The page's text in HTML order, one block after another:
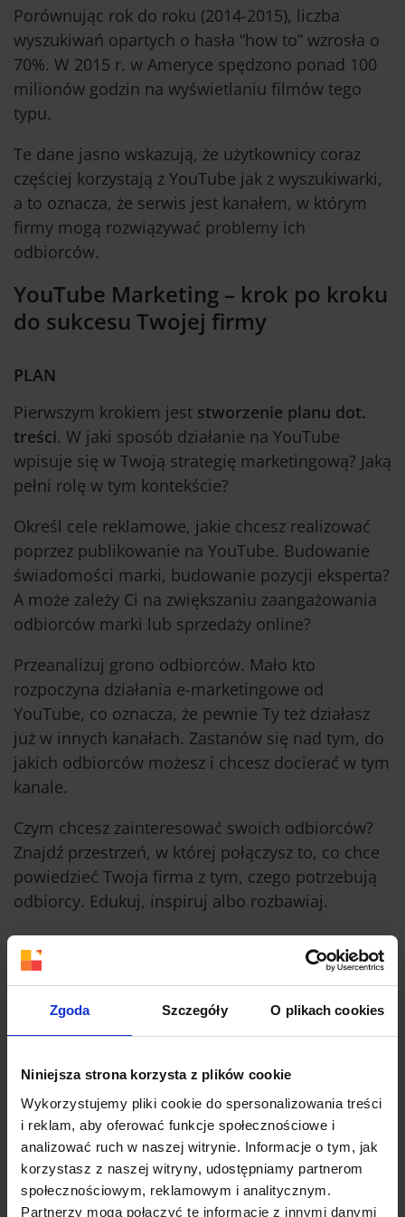
Zgoda Szczegóły O plikach cookies
Niniejsza strona korzysta z plików cookie
Wykorzystujemy pliki cookie do spersonalizowania treści
i reklam, aby oferować funkcje społecznościowe i
analizować ruch w naszej witrynie. Informacje o tym, jak
korzystasz z naszej witryny, udostępniamy partnerom
społecznościowym, reklamowym i analitycznym.
Partnerzy mogą połączyć te informacje z innymi danymi
Porównując rok do roku (2014-2015), liczba
wyszukiwań opartych o hasła “how to” wzrosła o
70%. W 2015 r. w Ameryce spędzono ponad 100
milionów godzin na wyświetlaniu filmów tego
typu.
Te dane jasno wskazują, że użytkownicy coraz
częściej korzystają z YouTube jak z wyszukiwarki,
a to oznacza, że serwis jest kanałem, w którym
firmy mogą rozwiązywać problemy ich
odbiorców.
YouTube Marketing – krok po kroku
do sukcesu Twojej firmy
PLAN
Pierwszym krokiem jest stworzenie planu dot.
treści. W jaki sposób działanie na YouTube
wpisuje się w Twoją strategię marketingową? Jaką
pełni rolę w tym kontekście?
Określ cele reklamowe, jakie chcesz realizować
poprzez publikowanie na YouTube. Budowanie
świadomości marki, budowanie pozycji eksperta?
A może zależy Ci na zwiększaniu zaangażowania
odbiorców marki lub sprzedaży online?
Przeanalizuj grono odbiorców. Mało kto
rozpoczyna działania e-marketingowe od
YouTube, co oznacza, że pewnie Ty też działasz
już w innych kanałach. Zastanów się nad tym, do
jakich odbiorców możesz i chcesz docierać w tym
kanale.
Czym chcesz zainteresować swoich odbiorców?
Znajdź przestrzeń, w której połączysz to, co chce
powiedzieć Twoja firma z tym, czego potrzebują
odbiorcy. Edukuj, inspiruj albo rozbawiaj.
Możesz tworzyć specjalistyczne treści, które
pomagają rozwiązywać problemy wąskiego grona
odbiorców lub tworzyć filmy dotyczące
popularnych tematów, ubranych w atrakcyjną
formę, którą dotrzesz do szerszego grona
odbiorców. Dobrym rozwiązaniem może być
również strategia, w której regularne
publikowanie “poważnych” treści urozmaicasz
“zasięgowym” filmem. Większość odbiorców
odejdzie, ale część, z którą zbudujesz więź lub
zainteresujesz tematyką – zostanie na kanale na
dłużej.